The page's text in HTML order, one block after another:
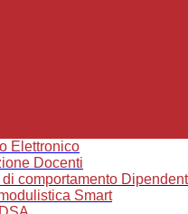
Elettronico
Docenti
comportamento
Smart